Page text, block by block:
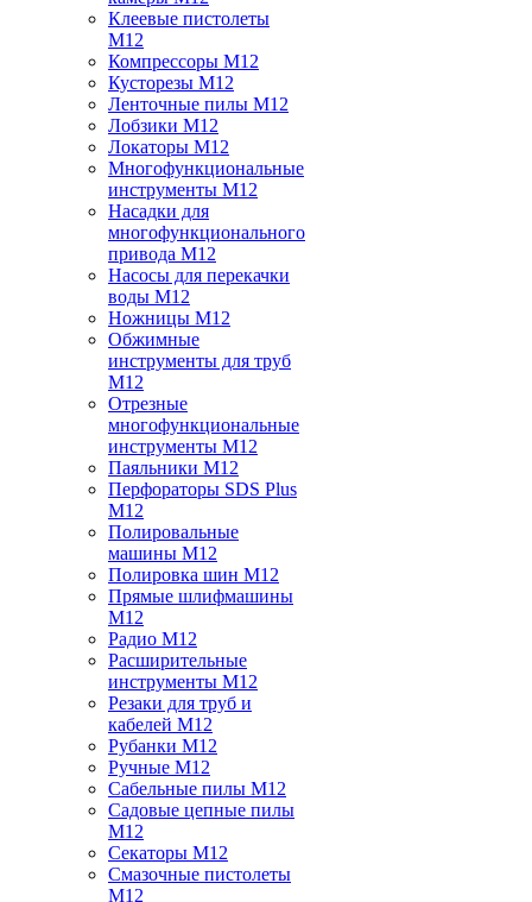
Клеевые пистолеты
M12
Компрессоры M12
Кусторезы M12
Ленточные пилы M12
Лобзики M12
Локаторы M12
Многофункциональные
инструменты M12
Насадки для
многофункционального
привода M12
Насосы для перекачки
воды M12
Ножницы M12
Обжимные
инструменты для труб
M12
Отрезные
многофункциональные
инструменты M12
Паяльники M12
Перфораторы SDS Plus
M12
Полировальные
машины M12
Полировка шин M12
Прямые шлифмашины
M12
Радио M12
Расширительные
инструменты M12
Резаки для труб и
кабелей M12
Рубанки M12
Ручные M12
Сабельные пилы M12
Садовые цепные пилы
M12
Секаторы M12
Смазочные пистолеты
M12